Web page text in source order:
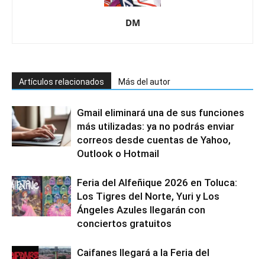
DM
Artículos relacionados Más del autor
Gmail eliminará una de sus funciones
más utilizadas: ya no podrás enviar
correos desde cuentas de Yahoo,
Outlook o Hotmail
Feria del Alfeñique 2026 en Toluca:
Los Tigres del Norte, Yuri y Los
Ángeles Azules llegarán con
conciertos gratuitos
Caifanes llegará a la Feria del